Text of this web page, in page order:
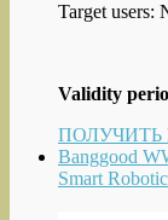
Target users:
Validity
ПОЛУЧИТЬ
Banggood
Smart